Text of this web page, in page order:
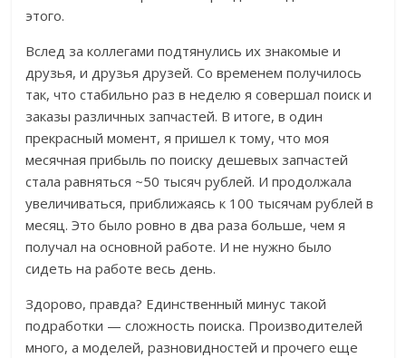
этого.
Вслед за коллегами подтянулись их знакомые и
друзья, и друзья друзей. Со временем получилось
так, что стабильно раз в неделю я совершал поиск и
заказы различных запчастей. В итоге, в один
прекрасный момент, я пришел к тому, что моя
месячная прибыль по поиску дешевых запчастей
стала равняться ~50 тысяч рублей. И продолжала
увеличиваться, приближаясь к 100 тысячам рублей в
месяц. Это было ровно в два раза больше, чем я
получал на основной работе. И не нужно было
сидеть на работе весь день.
Здорово, правда? Единственный минус такой
подработки — сложность поиска. Производителей
много, а моделей, разновидностей и прочего еще